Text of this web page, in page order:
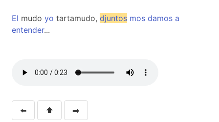
El mudo yo tartamudo, djuntos mos damos a
entender...
⬅️ ⬆️ ➡️